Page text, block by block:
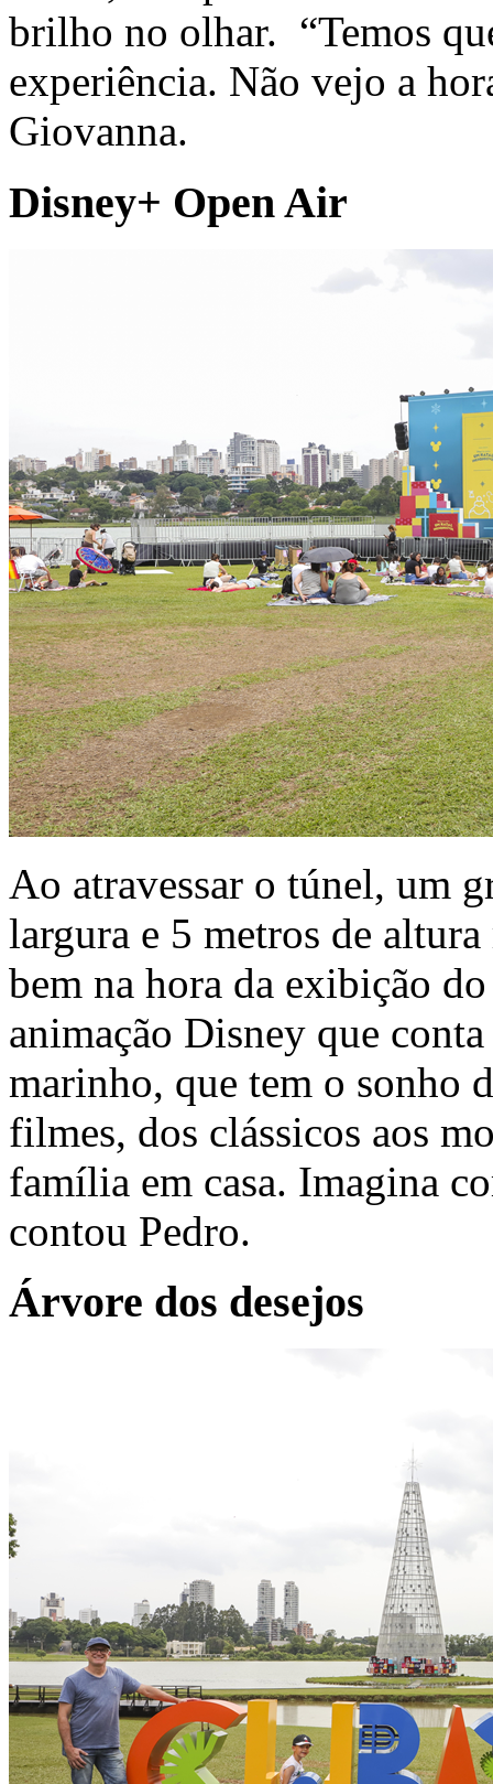
brilho no olhar. “Temos
experiência. Não vejo a
Giovanna.
Disney+ Open Air
Ao atravessar o túnel, um
largura e 5 metros de
bem na hora da exibição
animação Disney que
marinho, que tem o sonho
filmes, dos clássicos aos
família em casa. Imagina
contou Pedro.
Árvore dos desejos